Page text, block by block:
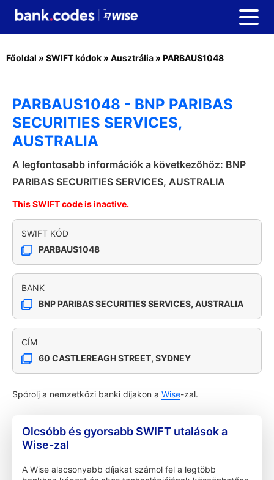
Főoldal » SWIFT kódok » Ausztrália » PARBAUS1048
PARBAUS1048 - BNP PARIBAS
SECURITIES SERVICES,
AUSTRALIA
A legfontosabb információk a következőhöz: BNP
PARIBAS SECURITIES SERVICES, AUSTRALIA
This SWIFT code is inactive.
SWIFT KÓD
PARBAUS1048
BANK
BNP PARIBAS SECURITIES SERVICES, AUSTRALIA
CÍM
60 CASTLEREAGH STREET, SYDNEY
Spórolj a nemzetközi banki díjakon a Wise-zal.
Olcsóbb és gyorsabb SWIFT utalások a
Wise-zal
A Wise alacsonyabb díjakat számol fel a legtöbb